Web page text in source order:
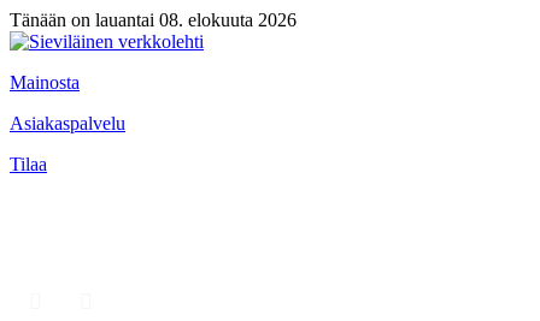
Tänään on lauantai 08. elokuuta 2026
Mainosta
Asiakaspalvelu
Tilaa